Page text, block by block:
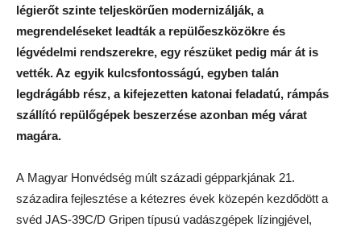
légierőt szinte teljeskörűen modernizálják, a
megrendeléseket leadták a repülőeszközökre és
légvédelmi rendszerekre, egy részüket pedig már át is
vették. Az egyik kulcsfontosságú, egyben talán
legdrágább rész, a kifejezetten katonai feladatú, rámpás
szállító repülőgépek beszerzése azonban még várat
magára.
A Magyar Honvédség múlt századi gépparkjának 21.
századira fejlesztése a kétezres évek közepén kezdődött a
svéd JAS-39C/D Gripen típusú vadászgépek lízingjével,